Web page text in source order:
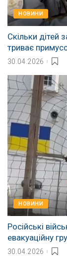
НОВИНИ
Скільки дітей
триває
30.04.2026
НОВИНИ
Російські
евакуаційну
30.04.2026